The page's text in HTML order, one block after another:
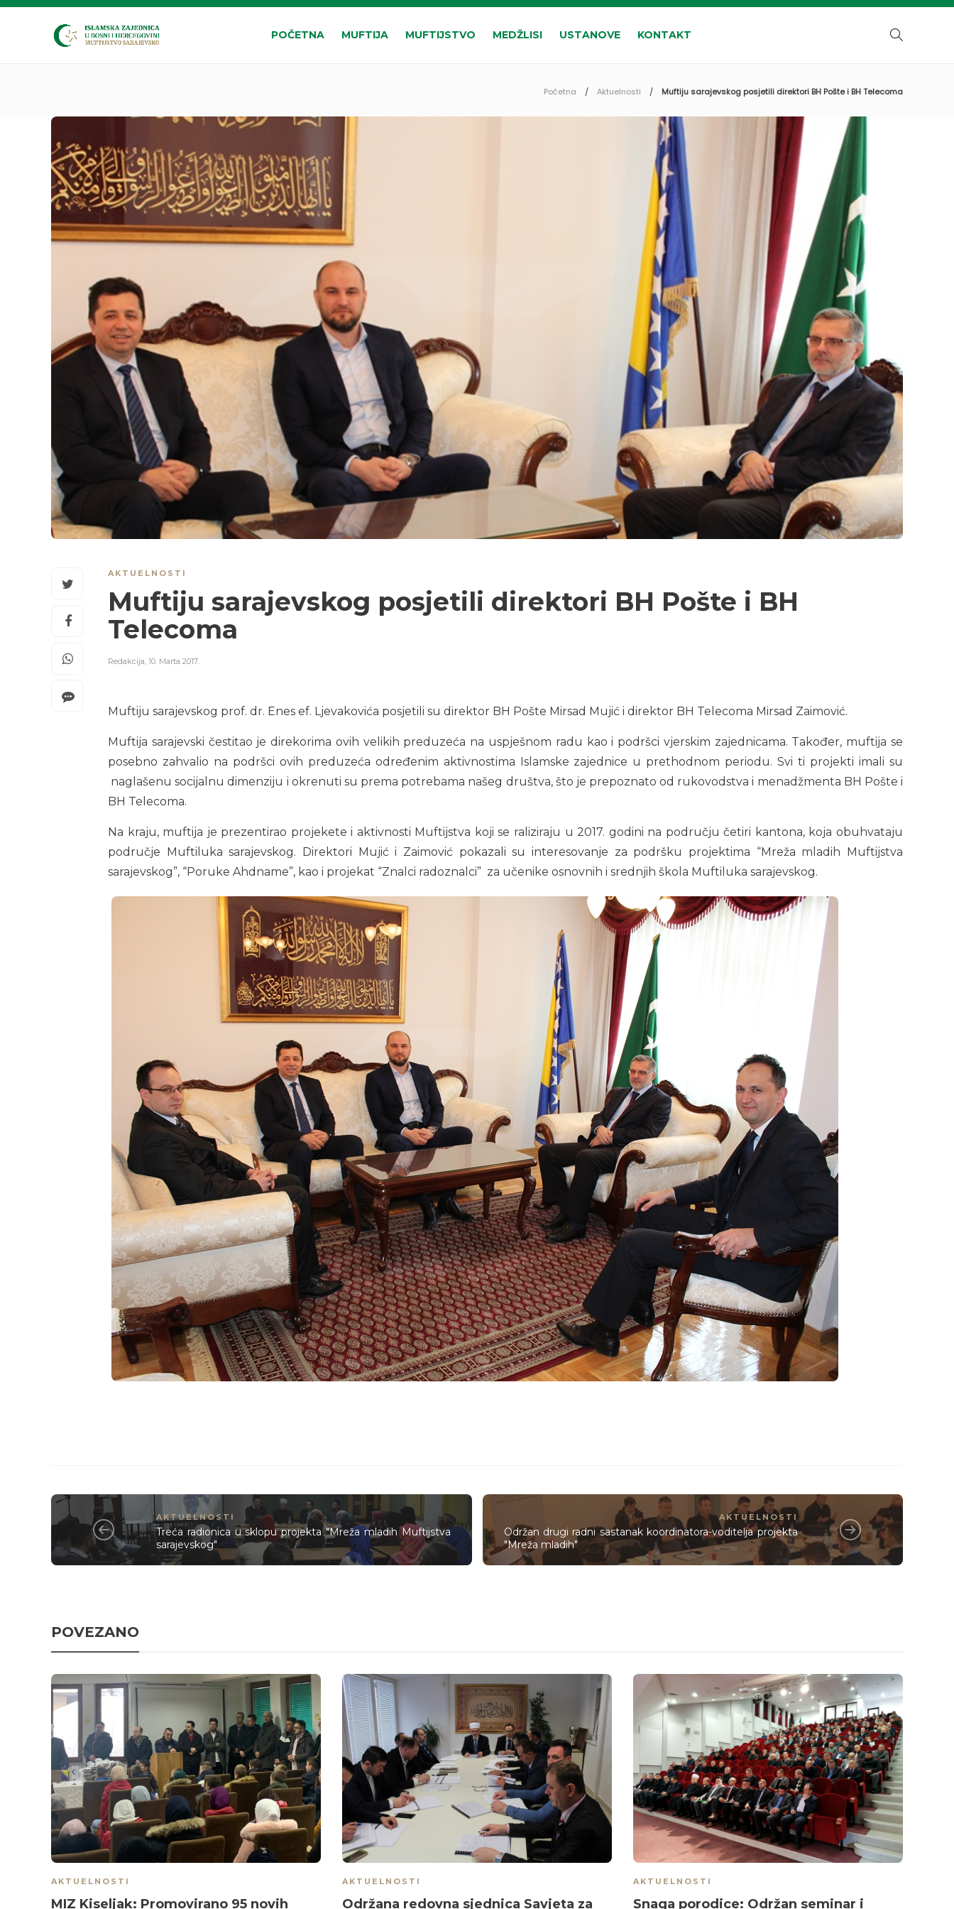
POČETNA MUFTIJA MUFTIJSTVO MEDŽLISI USTANOVE KONTAKT
Početna Aktuelnosti Muftiju sarajevskog posjetili direktori BH Pošte i BH Telecoma
AKTUELNOSTI
Muftiju sarajevskog posjetili direktori BH Pošte i BH
Telecoma
Redakcija, 10. Marta 2017.
Muftiju sarajevskog prof. dr. Enes ef. Ljevakovića posjetili su direktor BH Pošte Mirsad Mujić i direktor BH Telecoma Mirsad Zaimović.
Muftija sarajevski čestitao je direkorima ovih velikih preduzeća na uspješnom radu kao i podršci vjerskim zajednicama. Također, muftija se
posebno zahvalio na podršci ovih preduzeća određenim aktivnostima Islamske zajednice u prethodnom periodu. Svi ti projekti imali su
naglašenu socijalnu dimenziju i okrenuti su prema potrebama našeg društva, što je prepoznato od rukovodstva i menadžmenta BH Pošte i
BH Telecoma.
Na kraju, muftija je prezentirao projekete i aktivnosti Muftijstva koji se raliziraju u 2017. godini na području četiri kantona, koja obuhvataju
područje Muftiluka sarajevskog. Direktori Mujić i Zaimović pokazali su interesovanje za podršku projektima “Mreža mladih Muftijstva
sarajevskog”, “Poruke Ahdname”, kao i projekat “Znalci radoznalci” za učenike osnovnih i srednjih škola Muftiluka sarajevskog.
AKTUELNOSTI
Treća radionica u sklopu projekta "Mreža mladih Muftijstva
sarajevskog"
AKTUELNOSTI
Održan drugi radni sastanak koordinatora-voditelja projekta
"Mreža mladih"
POVEZANO
AKTUELNOSTI
MIZ Kiseljak: Promovirano 95 novih
AKTUELNOSTI
Održana redovna sjednica Savjeta za
AKTUELNOSTI
Snaga porodice: Održan seminar i